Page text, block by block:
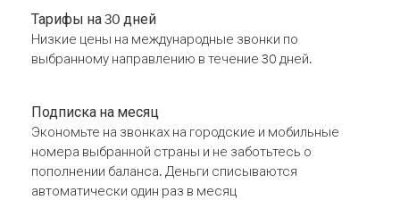
Тарифы на 30 дней
Низкие цены на международные звонки по
выбранному направлению в течение 30 дней.
Подписка на месяц
Экономьте на звонках на городские и мобильные
номера выбранной страны и не заботьтесь о
пополнении баланса. Деньги списываются
автоматически один раз в месяц